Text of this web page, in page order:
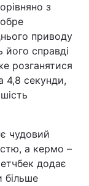
з
приводу
справді
розганятися
4,8 секунди,
чудовий
а кермо –
додає
більше